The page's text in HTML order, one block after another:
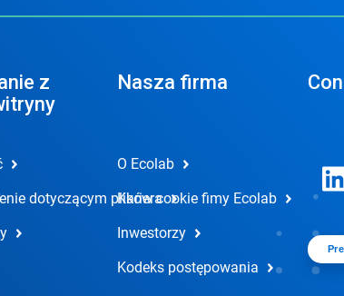
z
dotyczącym plików cookie fimy Ecolab
Nasza firma
O Ecolab
Kariera
Inwestorzy
Kodeks postępowania